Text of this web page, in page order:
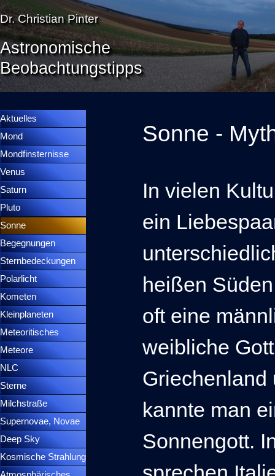
Direkt zum Seiteninhalt
Dr. Christian Pinter
Astronomische
Beobachtungstipps
Aktuelles
Mond
Mondfinsternisse
Venus
Saturn
Pluto
Sonne
Begegnungen
Sternbedeckungen
Polarlicht
Kometen
Kleinplaneten
Meteoritisches
Meteore
NLC
Sterne
Milchstraße
Supernovae, Novae
Deep Sky
Kosmische Strahlung
Sonne -
In vielen
ein
heißen
oft eine
weibliche
Griechenland
kannte man
Sonnengott.